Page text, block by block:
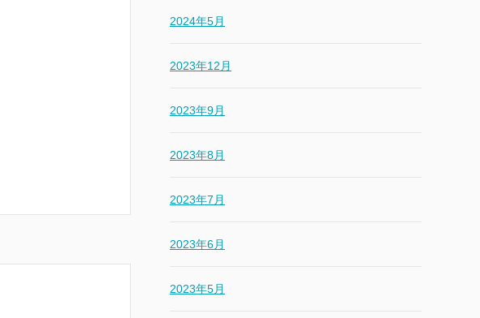
2024年5月
2023年12月
2023年9月
2023年8月
2023年7月
2023年6月
2023年5月